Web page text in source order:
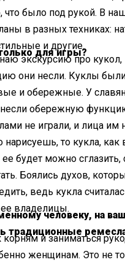
что было под рукой. В
в разных техниках:
и другие.
для игры?
экскурсию про кукол,
они несли. Куклы
и обережные. У
обережную
не играли, и лица им
нарисуешь, то кукла, как
будет можно сглазить,
Боялись духов,
ведь кукла
владелицы.
человеку, на
традиционные
корням и заниматься
женщинам. Это не